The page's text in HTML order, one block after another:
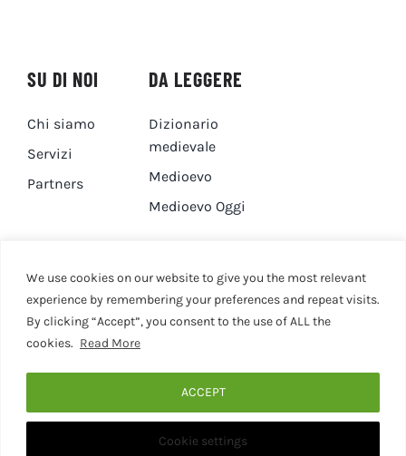
We use cookies on our website to give you the most relevant
experience by remembering your preferences and repeat visits.
By clicking “Accept”, you consent to the use of ALL the
cookies. Read More
Cookie settings
ACCEPT
SU DI NOI
Chi siamo
Servizi
Partners
DA LEGGERE
Dizionario
medievale
Medioevo
Medioevo Oggi
DA GUARDARE
Canale YouTube
CONTATTI
Contatti
© 2020 - 2026 • Medievaleggiando • All Rights Reserved •